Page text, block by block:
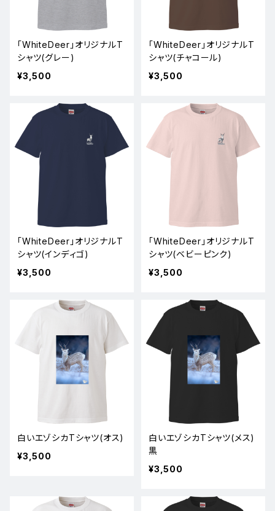
「WhiteDeer」オリジナルT
シャツ(グレー)
¥3,500
「WhiteDeer」オリジナルT
シャツ(チャコール)
¥3,500
「WhiteDeer」オリジナルT
シャツ(インディゴ)
¥3,500
「WhiteDeer」オリジナルT
シャツ(ベビーピンク)
¥3,500
白いエゾシカTシャツ(オス)
¥3,500
白いエゾシカTシャツ(メス)
黒
¥3,500